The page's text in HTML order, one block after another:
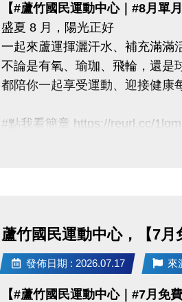
-洽詢專線：03-2639066 #112
-官網 : https://
-FB : 桃園市蘆竹國民運動中心
-IG : @luzhusports
-FB : 桃園市蘆竹國民運動中心
-IG : @luzhusports
【#蘆竹國民運動中心｜#8月單
盛夏 8 月，陽光正好
一起來蘆運揮灑汗水、補充滿滿
不論是有氧、瑜珈、飛輪，還是
都陪你一起享受運動、迎接健康
#點我看簡章 https://reurl.cc/
▶ 上課請穿著運動服裝，並攜帶
▶ 有氧、瑜珈、飛輪需年滿15歲
▶ 若因人數不足無法開班，將於
蘆竹國民運動中心，【7月
發佈日期 : 2026.07.17 來
【#蘆竹國民運動中心｜#7月免